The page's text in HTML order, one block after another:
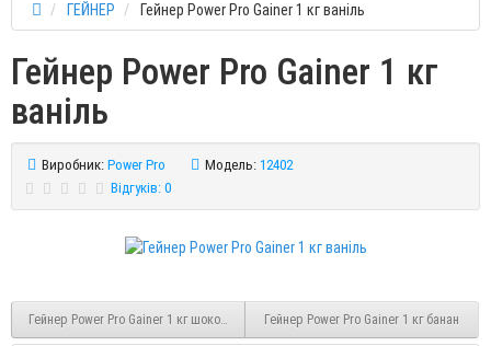
ГЕЙНЕР Гейнер Power Pro Gainer 1 кг ваніль
Гейнер Power Pro Gainer 1 кг
ваніль
Виробник: Power Pro Модель: 12402
Відгуків: 0
Гейнер Power Pro Gainer 1 кг шоколад Гейнер Power Pro Gainer 1 кг банан